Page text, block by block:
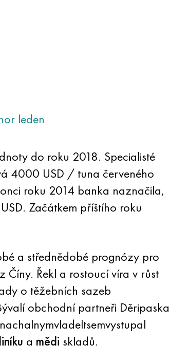
leden
do roku 2018. Specialisté
4000 USD / tuna červeného
roku 2014 banka naznačila,
Začátkem příštího roku
a střednědobé prognózy pro
Řekl a rostoucí víra v růst
o těžebních sazeb
obchodní partneři Děripaska
a mědi skladů.